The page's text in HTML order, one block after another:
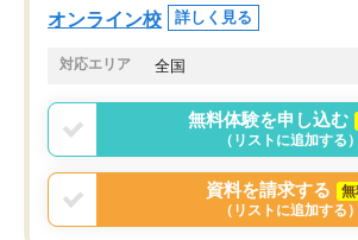
オンライン校 詳しく見る
対応エリア 全国
無料体験を申し込む
（リストに追加する）
資料を請求する
（リストに追加する）